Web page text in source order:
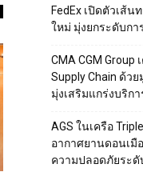
FedEx เปิดตัวเส้
ใหม่ มุ่งยกระดับกา
CMA CGM Group
Supply Chain ด้ว
มุ่งเสริมแกร่งบริก
AGS ในเครือ
อากาศยานดอนเมื
ความปลอดภัยระดั